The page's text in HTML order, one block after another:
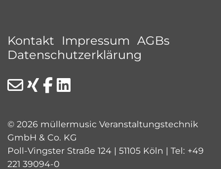
Kontakt Impressum AGBs
Datenschutzerklärung
© 2026 müllermusic Veranstaltungstechnik
GmbH & Co. KG
Poll-Vingster Straße 124 | 51105 Köln | Tel: +49
221 39094-0